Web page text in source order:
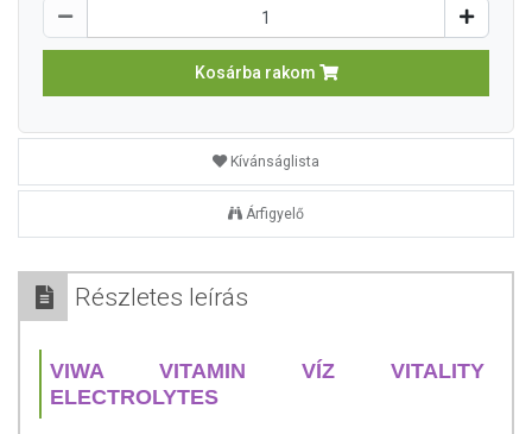
Kosárba rakom
Kívánságlista
Árfigyelő
Részletes leírás
VIWA VITAMIN VÍZ VITALITY
ELECTROLYTES